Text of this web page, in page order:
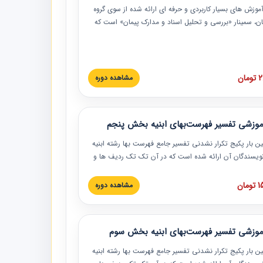
های بسیار کاربردی و حرفه‏ ای ارائه شده از سوی گروه
سمینار «بررسی و تحلیل اسناد و مدارک پیمان» است که
این خصوص ارائه شده است.
مشاهده دوره
تفسیر فهرست‌بهای ابنیه بخش پنجم
بار پکیج تکرار نشدنی تفسیر جامع فهرست بها رشته ابنیه
نویسندگان آن ارائه شده است که در آن تک تک ردیف ها و
و به همراه تصاویر عملیات اجرایی مرتبط با ردیف های
بها ارائه شده است. این دوره با کلام مهندس
مدیر پروژه مهندسی مشاور در امر بازنگری فهرست
حال فعالیت هستند حتما توصیه می کنیم از مطالب این
نمایند.
مشاهده دوره
تفسیر فهرست‌بهای ابنیه بخش سوم
بار پکیج تکرار نشدنی تفسیر جامع فهرست بها رشته ابنیه